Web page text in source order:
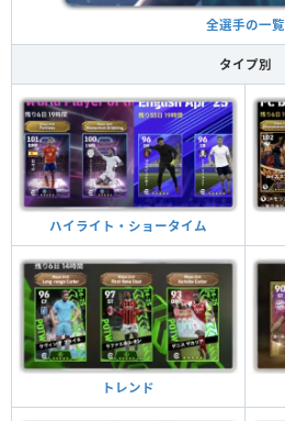
全選手の一覧
タイプ別
ハイライト・ショータイム
トレンド